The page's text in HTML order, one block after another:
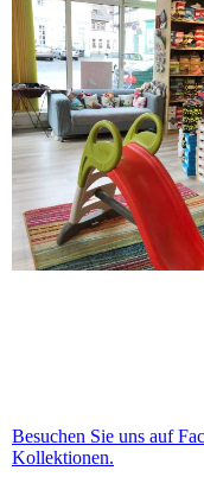
Besuchen Sie uns auf
Kollektionen.